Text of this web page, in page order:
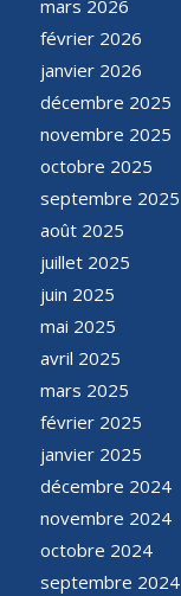
mars 2026
février 2026
janvier 2026
décembre 2025
novembre 2025
octobre 2025
septembre 2025
août 2025
juillet 2025
juin 2025
mai 2025
avril 2025
mars 2025
février 2025
janvier 2025
décembre 2024
novembre 2024
octobre 2024
septembre 2024